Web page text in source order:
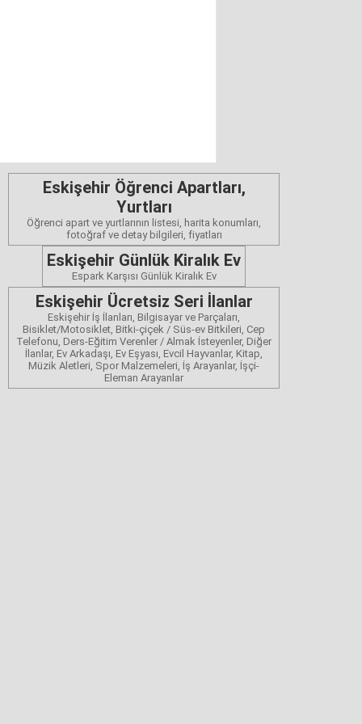
Eskişehir Öğrenci Apartları,
Yurtları
Öğrenci apart ve yurtlarının listesi, harita konumları,
fotoğraf ve detay bilgileri, fiyatları
Eskişehir Günlük Kiralık Ev
Espark Karşısı Günlük Kiralık Ev
Eskişehir Ücretsiz Seri İlanlar
Eskişehir İş İlanları, Bilgisayar ve Parçaları,
Bisiklet/Motosiklet, Bitki-çiçek / Süs-ev Bitkileri, Cep
Telefonu, Ders-Eğitim Verenler / Almak İsteyenler, Diğer
İlanlar, Ev Arkadaşı, Ev Eşyası, Evcil Hayvanlar, Kitap,
Müzik Aletleri, Spor Malzemeleri, İş Arayanlar, İşçi-
Eleman Arayanlar